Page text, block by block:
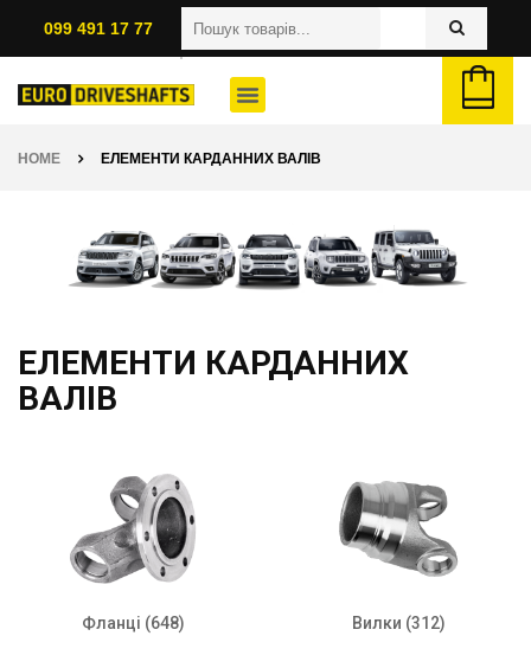
099 491 17 77
HOME ЕЛЕМЕНТИ КАРДАННИХ ВАЛІВ
ЕЛЕМЕНТИ КАРДАННИХ
ВАЛІВ
Фланці (648) Вилки (312)